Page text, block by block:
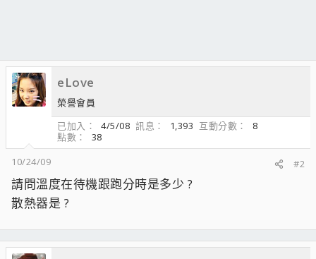
eLove
榮譽會員
已加入
4/5/08 訊息 1,393 互動分數
8
點數
38
10/24/09
#2
請問溫度在待機跟跑分時是多少 ?
散熱器是 ?